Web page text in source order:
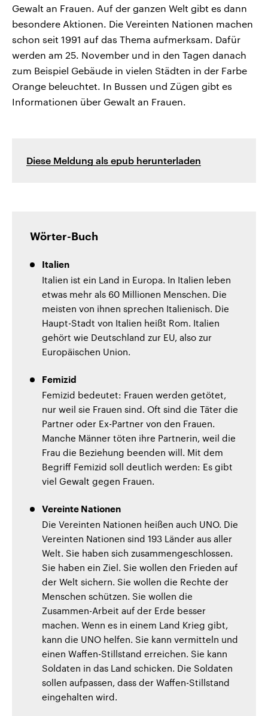
Gewalt an Frauen. Auf der ganzen Welt gibt es dann
besondere Aktionen. Die Vereinten Nationen machen
schon seit 1991 auf das Thema aufmerksam. Dafür
werden am 25. November und in den Tagen danach
zum Beispiel Gebäude in vielen Städten in der Farbe
Orange beleuchtet. In Bussen und Zügen gibt es
Informationen über Gewalt an Frauen.
Diese Meldung als epub herunterladen
Wörter-Buch
Italien
Italien ist ein Land in Europa. In Italien leben
etwas mehr als 60 Millionen Menschen. Die
meisten von ihnen sprechen Italienisch. Die
Haupt-Stadt von Italien heißt Rom. Italien
gehört wie Deutschland zur EU, also zur
Europäischen Union.
Femizid
Femizid bedeutet: Frauen werden getötet,
nur weil sie Frauen sind. Oft sind die Täter die
Partner oder Ex-Partner von den Frauen.
Manche Männer töten ihre Partnerin, weil die
Frau die Beziehung beenden will. Mit dem
Begriff Femizid soll deutlich werden: Es gibt
viel Gewalt gegen Frauen.
Vereinte Nationen
Die Vereinten Nationen heißen auch UNO. Die
Vereinten Nationen sind 193 Länder aus aller
Welt. Sie haben sich zusammengeschlossen.
Sie haben ein Ziel. Sie wollen den Frieden auf
der Welt sichern. Sie wollen die Rechte der
Menschen schützen. Sie wollen die
Zusammen-Arbeit auf der Erde besser
machen. Wenn es in einem Land Krieg gibt,
kann die UNO helfen. Sie kann vermitteln und
einen Waffen-Stillstand erreichen. Sie kann
Soldaten in das Land schicken. Die Soldaten
sollen aufpassen, dass der Waffen-Stillstand
eingehalten wird.